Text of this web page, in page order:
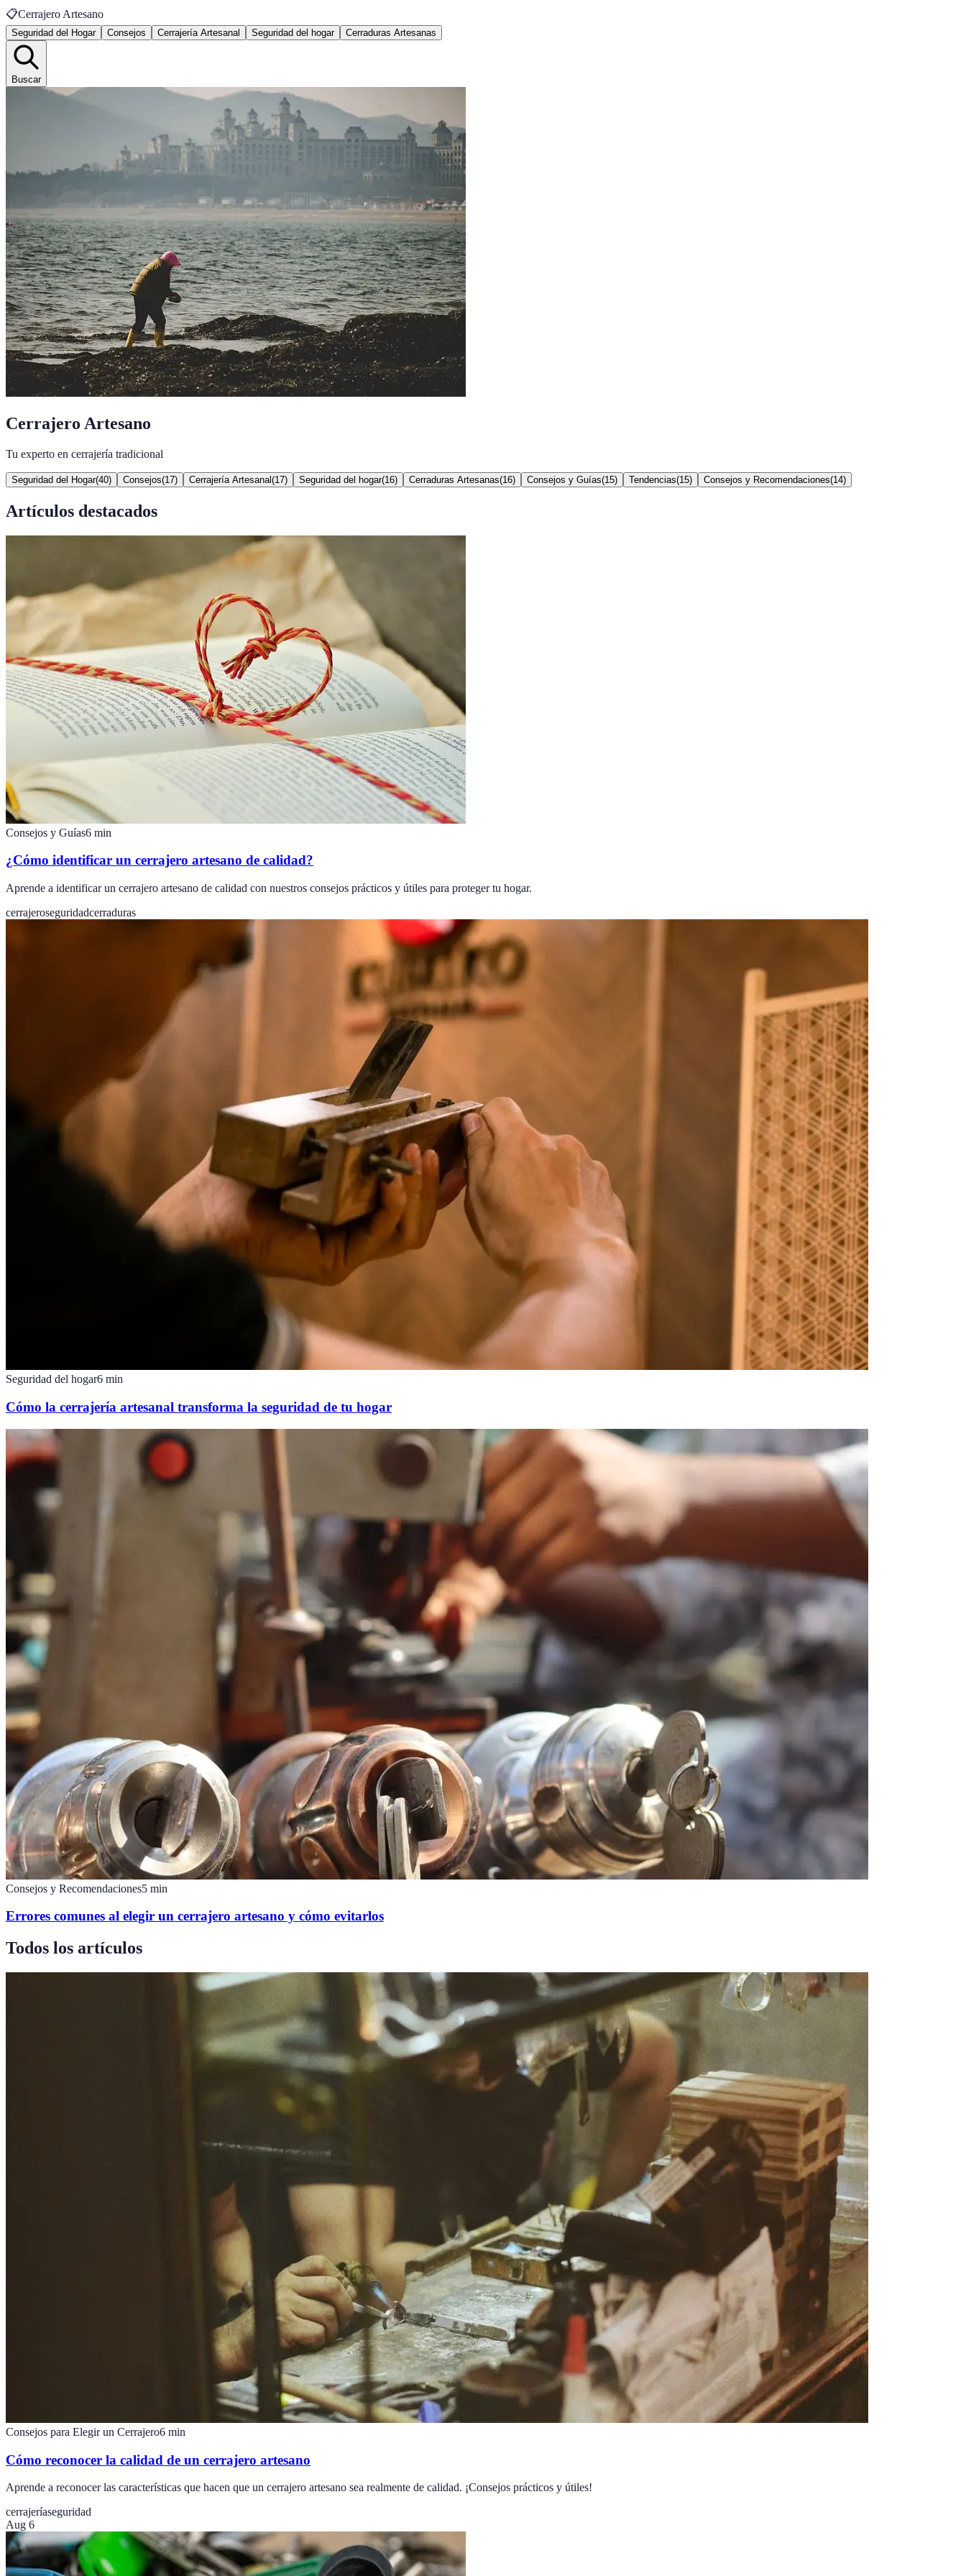
📋Cerrajero Artesano
Seguridad del Hogar Consejos Cerrajería Artesanal Seguridad del hogar Cerraduras Artesanas
Buscar
Cerrajero Artesano
Tu experto en cerrajería tradicional
Seguridad del Hogar(40) Consejos(17) Cerrajería Artesanal (17) Seguridad del hogar(16) Cerraduras Artesanas(16) Consejos y Guías(15) Tendencias(15) Consejos y Recomendaciones(14)
Artículos destacados
Consejos y Guías6 min
¿Cómo identificar un cerrajero artesano de calidad?
Aprende a identificar un cerrajero artesano de calidad con nuestros consejos prácticos y útiles para proteger tu hogar.
cerrajeroseguridadcerraduras
Seguridad del hogar6 min
Cómo la cerrajería artesanal transforma la seguridad de tu hogar
Consejos y Recomendaciones5 min
Errores comunes al elegir un cerrajero artesano y cómo evitarlos
Todos los artículos
Consejos para Elegir un Cerrajero6 min
Cómo reconocer la calidad de un cerrajero artesano
Aprende a reconocer las características que hacen que un cerrajero artesano sea realmente de calidad. ¡Consejos prácticos y útiles!
cerrajeríaseguridad
Aug 6